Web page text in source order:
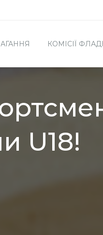
КОМІСІЇ
U18!